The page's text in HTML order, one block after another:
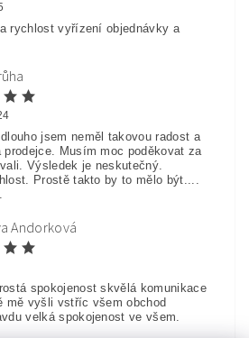
rychlost vyřízení objednávky a
jsem neměl takovou radost a
Musím moc poděkovat za
Výsledek je neskutečný.
Prostě takto by to mělo být....
Andorková
spokojenost skvělá komunikace
mě vyšli vstříc všem obchod
velká spokojenost ve všem.